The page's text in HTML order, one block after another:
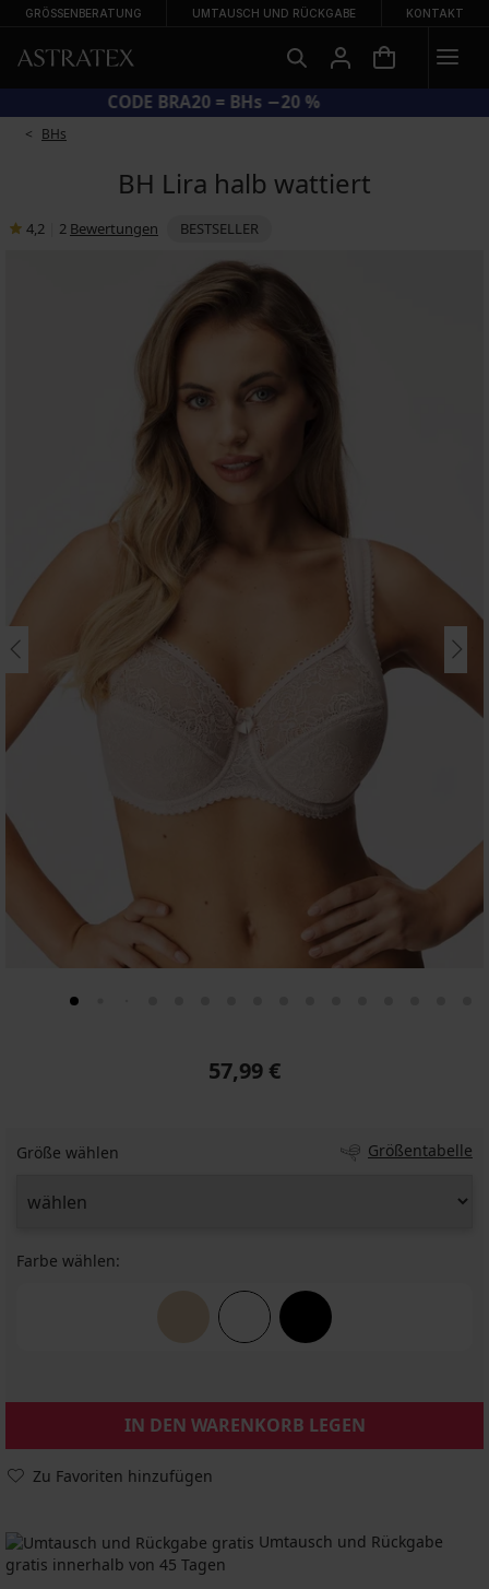
GRÖSSENBERATUNG UMTAUSCH UND RÜCKGABE KONTAKT
CODE BRA20 = BHs −20 %
BHs
BH Lira halb wattiert
4,2 2 Bewertungen BESTSELLER
57,99 €
Größe wählen Größentabelle
Farbe wählen:
IN DEN WARENKORB LEGEN
Zu Favoriten hinzufügen
Umtausch und Rückgabe
gratis innerhalb von 45 Tagen